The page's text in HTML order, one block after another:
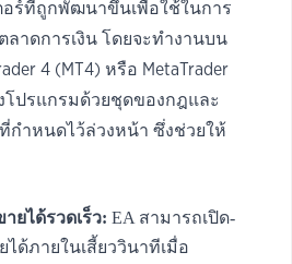
ร์ที่ถูกพัฒนาขึ้นเพื่อใช้ในการ
าดการเงิน โดยจะทำงานบน
4 (MT4) หรือ MetaTrader
โปรแกรมด้วยชุดของกฎและ
กำหนดไว้ล่วงหน้า ซึ่งช่วยให้
ยได้รวดเร็ว: EA สามารถเปิด-
ด้ภายในเสี้ยววินาทีเมื่อ